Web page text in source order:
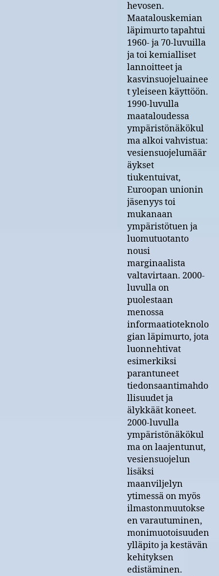
hevosen.
Maatalouskemian
läpimurto tapahtui
1960- ja 70-luvuilla
ja toi kemialliset
lannoitteet ja
kasvinsuojeluainee
t yleiseen käyttöön.
1990-luvulla
maataloudessa
ympäristönäkökul
ma alkoi vahvistua:
vesiensuojelumäär
äykset
tiukentuivat,
Euroopan unionin
jäsenyys toi
mukanaan
ympäristötuen ja
luomutuotanto
nousi
marginaalista
valtavirtaan. 2000-
luvulla on
puolestaan
menossa
informaatioteknolo
gian läpimurto, jota
luonnehtivat
esimerkiksi
parantuneet
tiedonsaantimahdo
llisuudet ja
älykkäät koneet.
2000-luvulla
ympäristönäkökul
ma on laajentunut,
vesiensuojelun
lisäksi
maanviljelyn
ytimessä on myös
ilmastonmuutokse
en varautuminen,
monimuotoisuuden
ylläpito ja kestävän
kehityksen
edistäminen.